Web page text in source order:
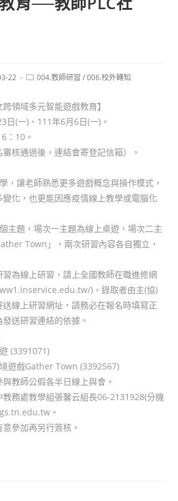
22
Post004.教師研習 / 006.校外轉知
領域多元智能遊戲教育】
日(一)、111年6月6日(一)。
：10。
核通過後，連結會寄登記信箱）。
，讓老師熟悉更多遊戲概念與操作模式，
化，也更能因應疫情線上教學或電腦化
主題，場次一主題為線上桌遊，場次二主
Town」，兩次研習內容各自獨立，
為線上研習，請上全國教師在職進修網
)，錄取者由主(協)
線上研習網址，請務必在報名時填寫正
送研習連結的依據。
(3391071)
遊戲Gather Town (3392567)
教師公假各半日線上與會。
務處教學組張馨云組長06-2131928(分機
。
參加再另行簽核。